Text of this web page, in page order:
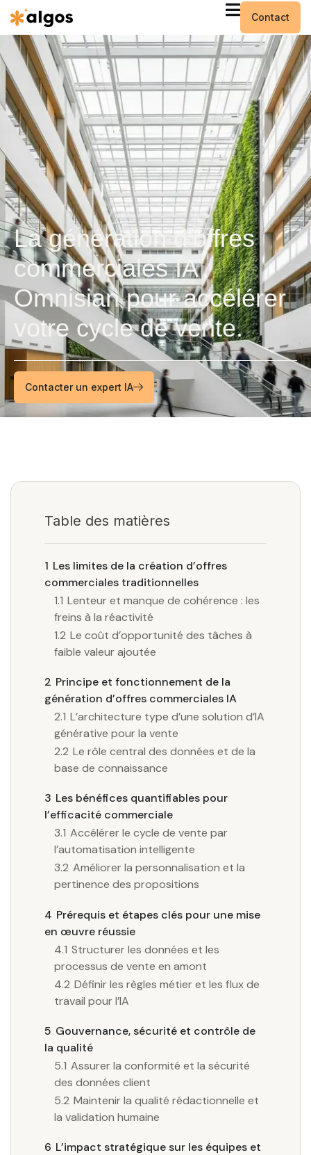
Contact
La génération d’offres
commerciales IA
Omnisian pour accélérer
votre cycle de vente.
Contacter un expert IA
Table des matières
1 Les limites de la création d’offres
commerciales traditionnelles
1.1 Lenteur et manque de cohérence : les
freins à la réactivité
1.2 Le coût d’opportunité des tâches à
faible valeur ajoutée
2 Principe et fonctionnement de la
génération d’offres commerciales IA
2.1 L’architecture type d’une solution d’IA
générative pour la vente
2.2 Le rôle central des données et de la
base de connaissance
3 Les bénéfices quantifiables pour
l’efficacité commerciale
3.1 Accélérer le cycle de vente par
l’automatisation intelligente
3.2 Améliorer la personnalisation et la
pertinence des propositions
4 Prérequis et étapes clés pour une mise
en œuvre réussie
4.1 Structurer les données et les
processus de vente en amont
4.2 Définir les règles métier et les flux de
travail pour l’IA
5 Gouvernance, sécurité et contrôle de
la qualité
5.1 Assurer la conformité et la sécurité
des données client
5.2 Maintenir la qualité rédactionnelle et
la validation humaine
6 L’impact stratégique sur les équipes et